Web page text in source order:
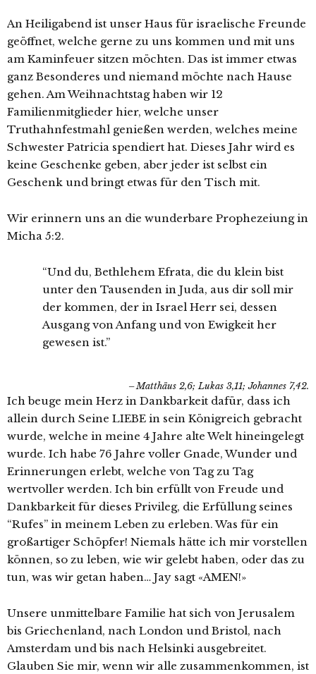
An Heiligabend ist unser Haus für israelische Freunde
geöffnet, welche gerne zu uns kommen und mit uns
am Kaminfeuer sitzen möchten. Das ist immer etwas
ganz Besonderes und niemand möchte nach Hause
gehen. Am Weihnachtstag haben wir 12
Familienmitglieder hier, welche unser
Truthahnfestmahl genießen werden, welches meine
Schwester Patricia spendiert hat. Dieses Jahr wird es
keine Geschenke geben, aber jeder ist selbst ein
Geschenk und bringt etwas für den Tisch mit.
Wir erinnern uns an die wunderbare Prophezeiung in
Micha 5:2.
“Und du, Bethlehem Efrata, die du klein bist
unter den Tausenden in Juda, aus dir soll mir
der kommen, der in Israel Herr sei, dessen
Ausgang von Anfang und von Ewigkeit her
gewesen ist.”
Matthäus 2,6; Lukas 3,11; Johannes 7,42.
Ich beuge mein Herz in Dankbarkeit dafür, dass ich
allein durch Seine LIEBE in sein Königreich gebracht
wurde, welche in meine 4 Jahre alte Welt hineingelegt
wurde. Ich habe 76 Jahre voller Gnade, Wunder und
Erinnerungen erlebt, welche von Tag zu Tag
wertvoller werden. Ich bin erfüllt von Freude und
Dankbarkeit für dieses Privileg, die Erfüllung seines
“Rufes” in meinem Leben zu erleben. Was für ein
großartiger Schöpfer! Niemals hätte ich mir vorstellen
können, so zu leben, wie wir gelebt haben, oder das zu
tun, was wir getan haben… Jay sagt «AMEN!»
Unsere unmittelbare Familie hat sich von Jerusalem
bis Griechenland, nach London und Bristol, nach
Amsterdam und bis nach Helsinki ausgebreitet.
Glauben Sie mir, wenn wir alle zusammenkommen, ist